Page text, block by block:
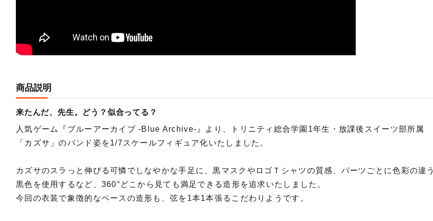
商品説明
来たんだ、先生。どう？似合ってる？
人気ゲーム『ブルーアーカイブ -Blue Archive-』より、トリニティ総合学園1年生・放課後スイーツ部所属
「カズサ」のバンド姿を1/7スケールフィギュア化いたしました。
カズサのスラっと伸びる可憐でしなやかな手足に、黒マスクやロゴＴシャツの質感、パーツごとに色彩の違う
黒色を使用するなど、360°どこから見ても満足できる造形を追求いたしました。
今回の衣装で象徴的なベースの造形も、弦を1本1本張るこだわりようです。